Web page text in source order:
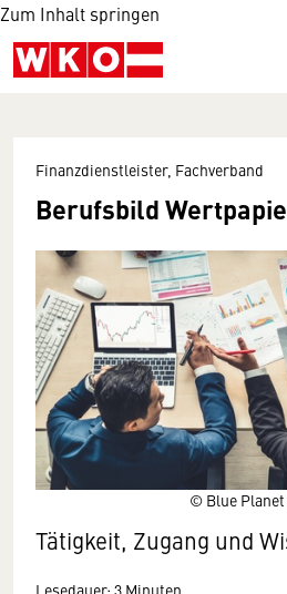
Zum Inhalt springen
© Blue
Finanzdienstleister, Fachverband
Berufsbild
Tätigkeit, Zugang und
Lesedauer: 3 Minuten